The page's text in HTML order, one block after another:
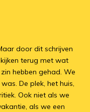
door dit schrijven
terug met wat
hebben gehad. We
De plek, het huis,
Ook niet als we
als we een